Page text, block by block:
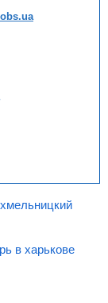
в харькове